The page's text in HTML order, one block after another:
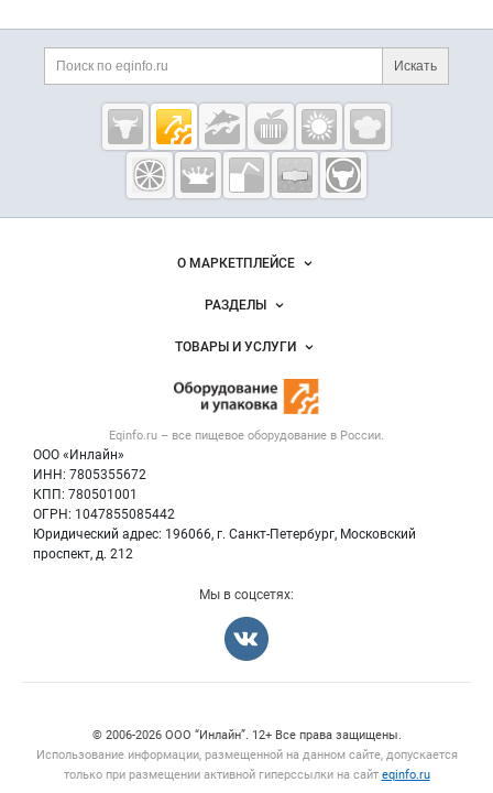
Дополнительная информация
Поиск по сайту и
Искать
Cсылки на полезные проекты
Eqinfo.ru —
пищевое
оборудование
и упаковка
Важные разделы и контакты
Eqinfo.ru – все пищевое оборудование в России.
ООО «Инлайн»
ИНН: 7805355672
КПП: 780501001
ОГРН: 1047855085442
Юридический адрес: 196066, г. Санкт-Петербург, Московский
проспект, д. 212
Навигация по сайтуО МАРКЕТПЛЕЙСЕ
Новости Eqinfo.ru
Размещение рекламы
Публичная оферта
Контактная информация
Политика обработки персональных данных
РАЗДЕЛЫ
Объявления
Вакансии
ТОВАРЫ И УСЛУГИ
Оборудование для пищепрома
Тара и упаковка
Б/у оборудование
Мы в соцсетях:
© 2006‑2026 ООО “Инлайн”. 12+ Все права защищены.
Использование информации, размещенной на данном сайте, допускается
только при размещении активной гиперссылки на сайт eqinfo.ru